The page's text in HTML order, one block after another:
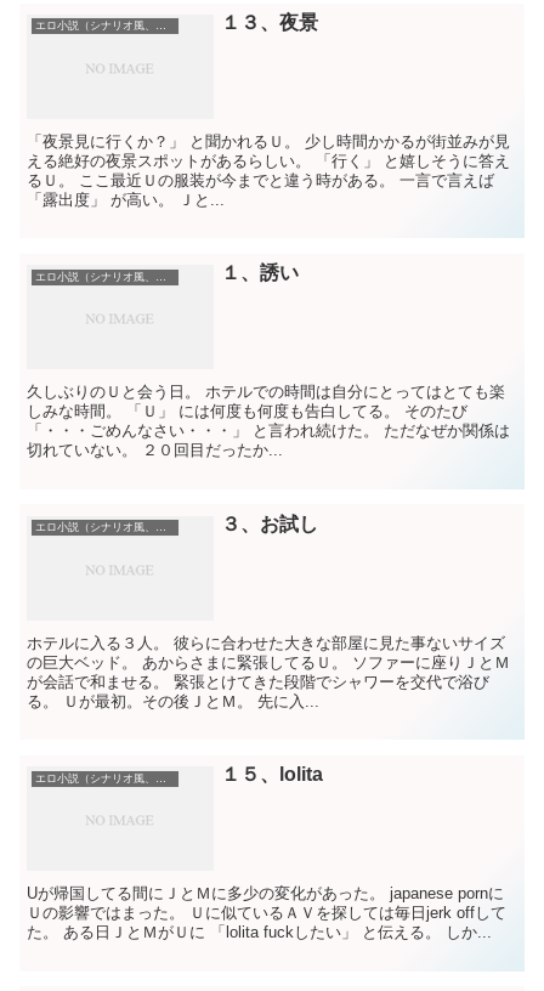
エロ小説（シナリオ風、初めて書いた） １３、夜景
「夜景見に行くか？」 と聞かれるＵ。 少し時間かかるが街並みが見
える絶好の夜景スポットがあるらしい。 「行く」 と嬉しそうに答え
るＵ。 ここ最近Ｕの服装が今までと違う時がある。 一言で言えば
「露出度」 が高い。 Ｊと...
１、誘い
久しぶりのＵと会う日。 ホテルでの時間は自分にとってはとても楽
しみな時間。 「Ｕ」 には何度も何度も告白してる。 そのたび
「・・・ごめんなさい・・・」 と言われ続けた。 ただなぜか関係は
切れていない。 ２０回目だったか...
エロ小説（シナリオ風、初めて書いた） ３、お試し
ホテルに入る３人。 彼らに合わせた大きな部屋に見た事ないサイズ
の巨大ベッド。 あからさまに緊張してるＵ。 ソファーに座りＪとＭ
が会話で和ませる。 緊張とけてきた段階でシャワーを交代で浴び
る。 Ｕが最初。その後ＪとＭ。 先に入...
１５、lolita
Uが帰国してる間にＪとＭに多少の変化があった。 japanese pornに
Ｕの影響ではまった。 Ｕに似ているＡＶを探しては毎日jerk offして
た。 ある日ＪとＭがＵに 「lolita fuckしたい」 と伝える。 しか...